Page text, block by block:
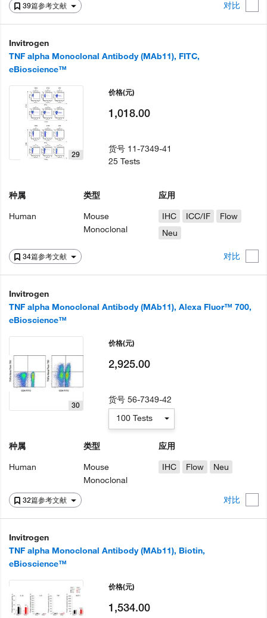
39篇参考文献 对比
Invitrogen
TNF alpha Monoclonal Antibody (MAb11), FITC,
eBioscience™
34篇参考文献 对比
29
种属
Human
类型
Mouse
Monoclonal
应用
IHC
ICC/IF
Flow
Neu
价格(元)
1,018.00
货号 11-7349-41
25 Tests
Invitrogen
TNF alpha Monoclonal Antibody (MAb11), Alexa Fluor™ 700,
eBioscience™
32篇参考文献 对比
30
种属
Human
类型
Mouse
Monoclonal
应用
IHC
Flow Neu
价格(元)
2,925.00
货号56-7349-42
100 Tests
Invitrogen
TNF alpha Monoclonal Antibody (MAb11), Biotin,
eBioscience™
价格(元)
1,534.00